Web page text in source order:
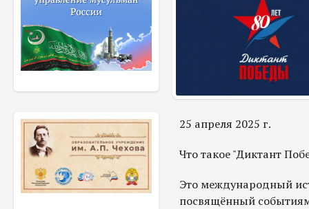
25 апреля 2025 г.
Что такое "Диктант
Это международный
посвящённый